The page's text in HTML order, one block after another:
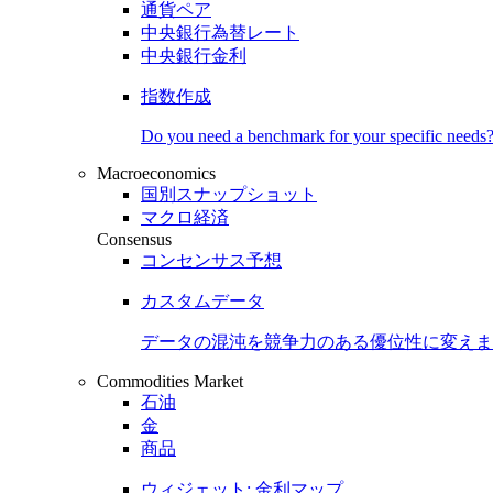
通貨ペア
中央銀行為替レート
中央銀行金利
指数作成
Do you need a benchmark for your specific needs?
Macroeconomics
国別スナップショット
マクロ経済
Consensus
コンセンサス予想
カスタムデータ
データの混沌を競争力のある優位性に変え
Commodities Market
石油
金
商品
ウィジェット: 金利マップ